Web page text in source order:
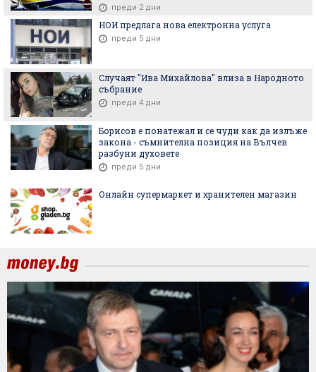
преди 2 дни
НОИ предлага нова електронна услуга
преди 5 дни
Случаят "Ива Михайлова" влиза в Народното
събрание
преди 4 дни
Борисов е понатежал и се чуди как да излъже
закона - съмнителна позиция на Вълчев
разбуни духовете
преди 5 дни
Онлайн супермаркет и хранителен магазин